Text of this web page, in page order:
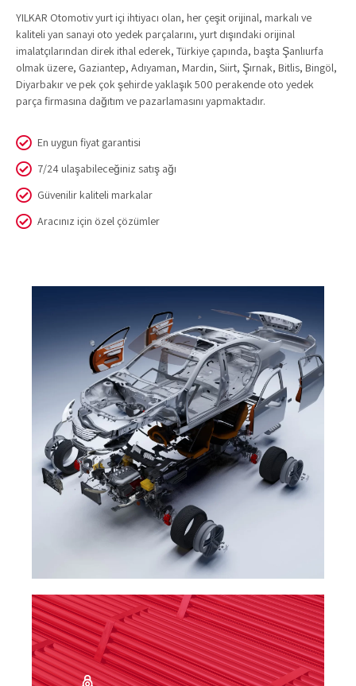
YILKAR Otomotiv yurt içi ihtiyacı olan, her çeşit orijinal, markalı ve
kaliteli yan sanayi oto yedek parçalarını, yurt dışındaki orijinal
imalatçılarından direk ithal ederek, Türkiye çapında, başta Şanlıurfa
olmak üzere, Gaziantep, Adıyaman, Mardin, Siirt, Şırnak, Bitlis, Bingöl,
Diyarbakır ve pek çok şehirde yaklaşık 500 perakende oto yedek
parça firmasına dağıtım ve pazarlamasını yapmaktadır.
En uygun fiyat garantisi
7/24 ulaşabileceğiniz satış ağı
Güvenilir kaliteli markalar
Aracınız için özel çözümler